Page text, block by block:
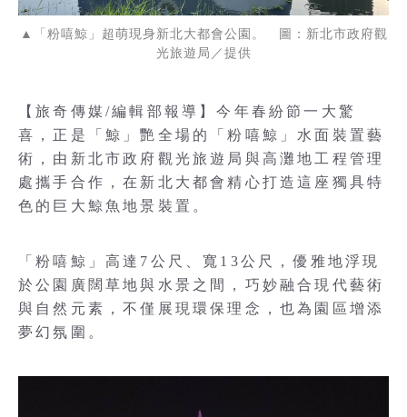
▲「粉嘻鯨」超萌現身新北大都會公園。 圖：新北市政府觀
光旅遊局／提供
【旅奇傳媒/編輯部報導】今年春紛節一大驚
喜，正是「鯨」艷全場的「粉嘻鯨」水面裝置藝
術，由新北市政府觀光旅遊局與高灘地工程管理
處攜手合作，在新北大都會精心打造這座獨具特
色的巨大鯨魚地景裝置。
「粉嘻鯨」高達7公尺、寬13公尺，優雅地浮現
於公園廣闊草地與水景之間，巧妙融合現代藝術
與自然元素，不僅展現環保理念，也為園區增添
夢幻氛圍。